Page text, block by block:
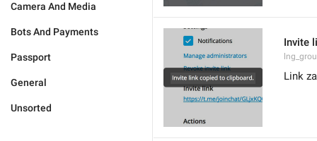
Camera And Media
Bots And Payments
Passport
General
Unsorted
Invite
Link